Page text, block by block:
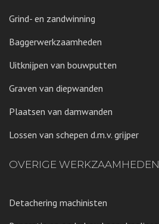
Grind- en zandwinning
Baggerwerkzaamheden
Uitknijpen van bouwputten
Graven van diepwanden
Plaatsen van damwanden
Lossen van schepen d.m.v. grijper
OVERIGE WERKZAAMHEDEN
Detachering machinisten